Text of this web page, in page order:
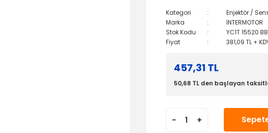
Kategori
Enjektör /
Marka
İNTERMOTOR
Stok Kodu
YC1T 15520
Fiyat
381,09 TL +
457,31 TL
50,68 TL den başlayan